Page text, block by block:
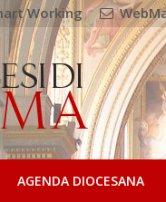
Working
AGENDA DIOCESANA